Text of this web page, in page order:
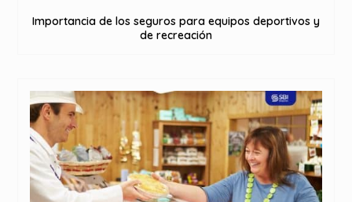
Importancia de los seguros para equipos deportivos y
de recreación